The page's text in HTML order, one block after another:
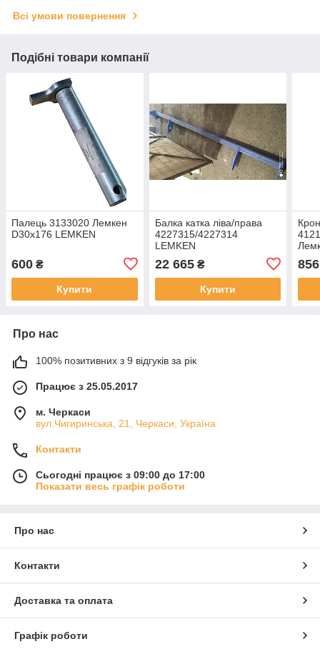
Всі умови повернення
Подібні товари компанії
Палець 3133020 Лемкен
D30x176 LEMKEN
600 ₴
Купити
Балка катка ліва/права
4227315/4227314
LEMKEN
22 665₴
Купити
856
Про нас
100% позитивних з 9 відгуків за рік
Працює з 25.05.2017
м. Черкаси
вул.Чигиринська, 21, Черкаси, Україна
Контакти
Сьогодні працює з 09:00 до 17:00
Показати весь графік роботи
Про нас
Контакти
Доставка та оплата
Графік роботи